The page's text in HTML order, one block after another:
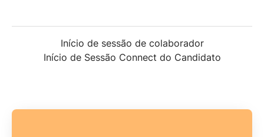
Início de sessão de colaborador
Início de Sessão Connect do Candidato